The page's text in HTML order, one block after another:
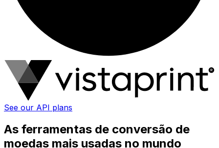
See our API plans
As ferramentas de conversão de
moedas mais usadas no mundo